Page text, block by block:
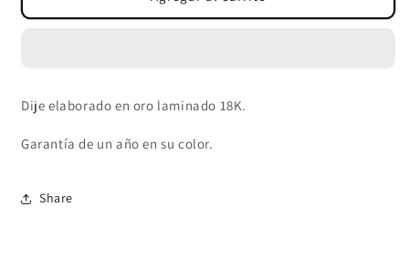
MILAGROSAMILAGROSA
Dije elaborado en oro laminado 18K.
Garantía de un año en su color.
Share